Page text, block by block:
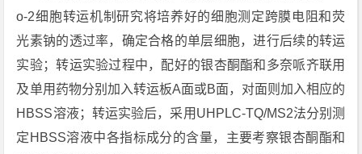
o-2细胞转运机制研究将培养好的细胞测定跨膜电阻和荧
光素钠的透过率，确定合格的单层细胞，进行后续的转运
实验；转运实验过程中，配好的银杏酮酯和多奈哌齐联用
及单用药物分别加入转运板A面或B面，对面则加入相应的
HBSS溶液；转运实验后，采用UHPLC-TQ/MS2法分别测
定HBSS溶液中各指标成分的含量，主要考察银杏酮酯和